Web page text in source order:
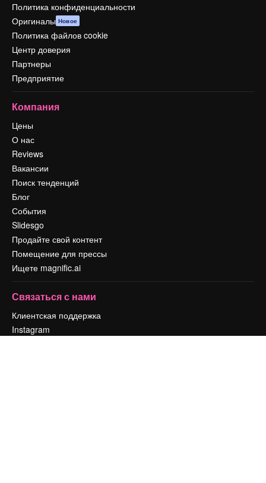
Политика конфиденциальности
Оригиналы Новое
Политика файлов cookie
Центр доверия
Партнеры
Предприятие
Компания
Цены
О нас
Reviews
Вакансии
Поиск тенденций
Блог
События
Slidesgo
Продайте свой контент
Помещение для прессы
Ищете magnific.ai
Связаться с нами
Клиентская поддержка
Instagram